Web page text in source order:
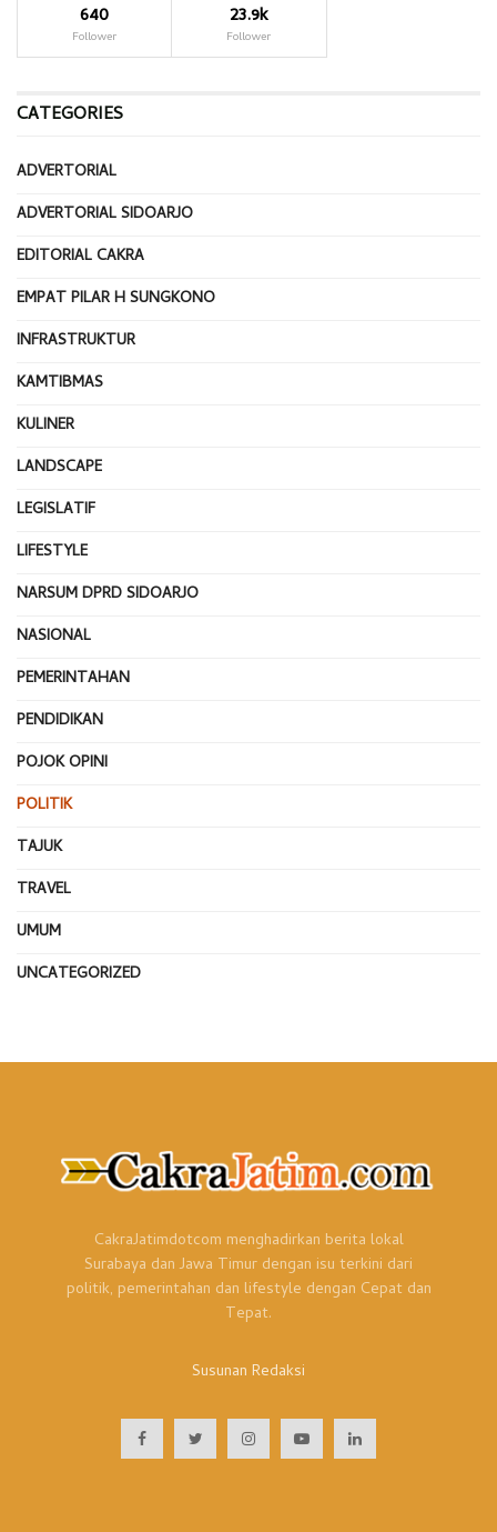
640
Follower
23.9k
Follower
CATEGORIES
ADVERTORIAL
ADVERTORIAL SIDOARJO
EDITORIAL CAKRA
EMPAT PILAR H SUNGKONO
INFRASTRUKTUR
KAMTIBMAS
KULINER
LANDSCAPE
LEGISLATIF
LIFESTYLE
NARSUM DPRD SIDOARJO
NASIONAL
PEMERINTAHAN
PENDIDIKAN
POJOK OPINI
POLITIK
TAJUK
TRAVEL
UMUM
UNCATEGORIZED
CakraJatimdotcom menghadirkan berita lokal
Surabaya dan Jawa Timur dengan isu terkini dari
politik, pemerintahan dan lifestyle dengan Cepat dan
Tepat.
Susunan Redaksi